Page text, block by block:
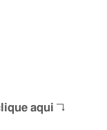
𝗮𝗾𝘂𝗶 ↴